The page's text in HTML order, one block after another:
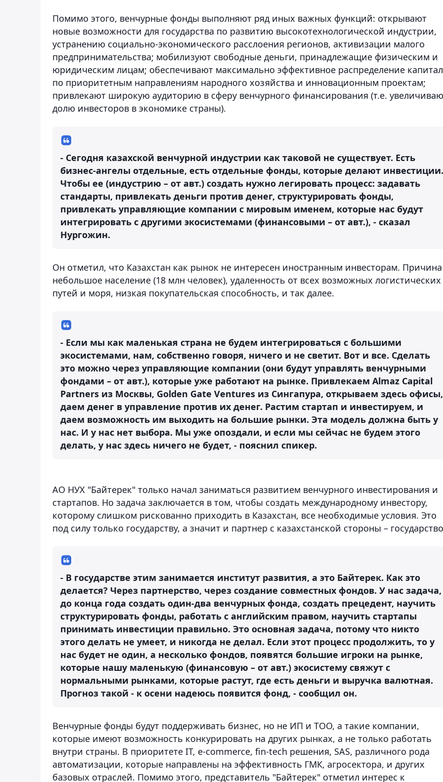
Помимо этого, венчурные фонды выполняют ряд иных важных функций: открывают
новые возможности для государства по развитию высокотехнологической индустрии,
устранению социально-экономического расслоения регионов, активизации малого
предпринимательства; мобилизуют свободные деньги, принадлежащие физическим и
юридическим лицам; обеспечивают максимально эффективное распределение
по приоритетным направлениям народного хозяйства и инновационным проектам;
привлекают широкую аудиторию в сферу венчурного финансирования (т.е.
долю инвесторов в экономике страны).
- Сегодня казахской венчурной индустрии как таковой не существует. Есть
бизнес-ангелы отдельные, есть отдельные фонды, которые делают инвестиции.
Чтобы ее (индустрию – от авт.) создать нужно легировать процесс: задавать
стандарты, привлекать деньги против денег, структурировать фонды,
привлекать управляющие компании с мировым именем, которые нас будут
интегрировать с другими экосистемами (финансовыми – от авт.), - сказал
Нургожин.
Он отметил, что Казахстан как рынок не интересен иностранным инвесторам.
небольшое население (18 млн человек), удаленность от всех возможных логистических
путей и моря, низкая покупательская способность, и так далее.
- Если мы как маленькая страна не будем интегрироваться с большими
экосистемами, нам, собственно говоря, ничего и не светит. Вот и все. Сделать
это можно через управляющие компании (они будут управлять венчурными
фондами – от авт.), которые уже работают на рынке. Привлекаем Almaz Capital
Partners из Москвы, Golden Gate Ventures из Сингапура, открываем здесь офисы,
даем денег в управление против их денег. Растим стартап и инвестируем, и
даем возможность им выходить на большие рынки. Эта модель должна быть у
нас. И у нас нет выбора. Мы уже опоздали, и если мы сейчас не будем этого
делать, у нас здесь ничего не будет, - пояснил спикер.
АО НУХ "Байтерек" только начал заниматься развитием венчурного инвестирования и
стартапов. Но задача заключается в том, чтобы создать международному инвестору,
которому слишком рискованно приходить в Казахстан, все необходимые условия. Это
под силу только государству, а значит и партнер с казахстанской стороны –
- В государстве этим занимается институт развития, а это Байтерек. Как это
делается? Через партнерство, через создание совместных фондов. У нас задача,
до конца года создать один-два венчурных фонда, создать прецедент, научить
структурировать фонды, работать с английским правом, научить стартапы
принимать инвестиции правильно. Это основная задача, потому что никто
этого делать не умеет, и никогда не делал. Если этот процесс продолжить, то у
нас будет не один, а несколько фондов, появятся большие игроки на рынке,
которые нашу маленькую (финансовую – от авт.) экосистему свяжут с
нормальными рынками, которые растут, где есть деньги и выручка валютная.
Прогноз такой - к осени надеюсь появится фонд, - сообщил он.
Венчурные фонды будут поддерживать бизнес, но не ИП и ТОО, а такие компании,
которые имеют возможность конкурировать на других рынках, а не только работать
внутри страны. В приоритете IT, e-commerce, fin-tech решения, SAS, различного рода
автоматизации, которые направлены на эффективность ГМК, агросектора, и других
базовых отраслей. Помимо этого, представитель "Байтерек" отметил интерес к